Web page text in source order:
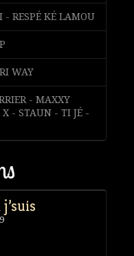
- RESPÉ KÉ LAMOU
WAY
- MAXXY
- STAUN - TI JÉ -